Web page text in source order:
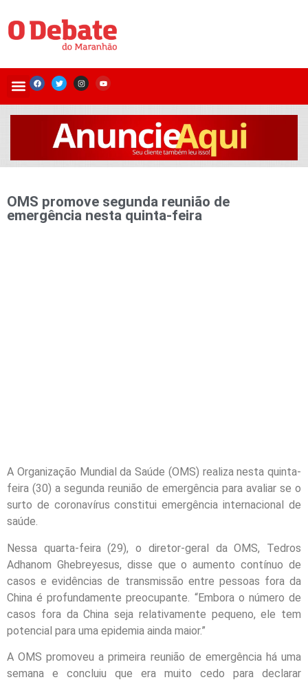
OMS promove segunda reunião de
emergência nesta quinta-feira
A Organização Mundial da Saúde (OMS) realiza nesta quinta-
feira (30) a segunda reunião de emergência para avaliar se o
surto de coronavírus constitui emergência internacional de
saúde.
Nessa quarta-feira (29), o diretor-geral da OMS, Tedros
Adhanom Ghebreyesus, disse que o aumento contínuo de
casos e evidências de transmissão entre pessoas fora da
China é profundamente preocupante. “Embora o número de
casos fora da China seja relativamente pequeno, ele tem
potencial para uma epidemia ainda maior.”
A OMS promoveu a primeira reunião de emergência há uma
semana e concluiu que era muito cedo para declarar